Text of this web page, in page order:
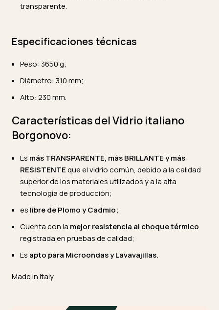
transparente.
Especificaciones técnicas
Peso: 3650 g;
Diámetro: 310 mm;
Alto: 230 mm.
Características del Vidrio italiano
Borgonovo:
Es más TRANSPARENTE, más BRILLANTE y más
RESISTENTEque el vidrio común, debido a la calidad
superior de los materiales utilizados y a la alta
tecnología de producción;
es libre de Plomo y Cadmio;
Cuenta con la mejor resistencia al choque térmico
registrada en pruebas de calidad;
Es apto para Microondas y Lavavajillas.
Made in Italy